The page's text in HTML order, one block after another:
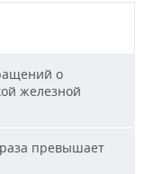
о
железной
превышает